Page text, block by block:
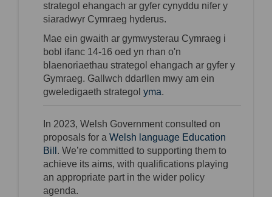
strategol ehangach ar gyfer cynyddu nifer y
siaradwyr Cymraeg hyderus.
Mae ein gwaith ar gymwysterau Cymraeg i
bobl ifanc 14-16 oed yn rhan o'n
blaenoriaethau strategol ehangach ar gyfer y
Gymraeg. Gallwch ddarllen mwy am ein
gweledigaeth strategol yma.
In 2023, Welsh Government consulted on
proposals for a Welsh language Education
Bill
(External link)
. We’re committed to supporting them to
achieve its aims, with qualifications playing
an appropriate part in the wider policy
agenda.